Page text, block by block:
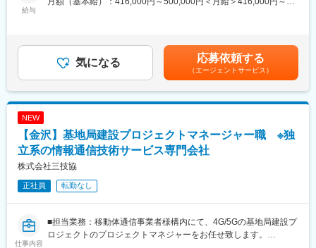
大限考慮し補填致します。社宅もございますので、家賃の個人負
担も3000円程度です
女性社員の現場配属など、活躍の場を広げる活動を取り組み中。
れらの活動から『あいち女性輝きカンパニー』の認定を得ていま
す。
る土木施工管理
新たな土木構造物の建設から、維持・補修まで幅広いプロジェク
【役割別の業務詳細】
工事係クラス（各工事の司令塔）
・担当工事の4大管理（安全・品質・工程・出来形）
工事主任クラス（現場の司令塔）
・工事計画や要領書の作成
作業所長クラス（現場の最高責任者）
給与
み）、営業手当、扶養手当 他賃金はあくまでも目安の金額であ
り、選考を通じて上下する可能性があります。月給(月額)は固定手
当を含めた表記です。
気になる 応募依頼する
（エージェントサービス）
NEW
【金沢】基地局建設プロジェクトマネージャー職 ※独
立系の情報通信技術サービス専門会社
株式会社三技協
正社員 転勤なし
仕事内容
■担当業務：移動体通信事業者様構内にて、4G/5Gの基地局建設プ
ロジェクトのプロジェクトマネジャーをお任せ致します。